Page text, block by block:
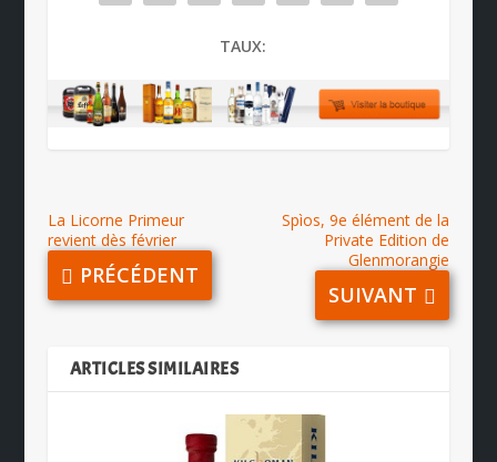
TAUX:
La Licorne Primeur
revient dès février
PRÉCÉDENT
Spìos, 9e élément de la
Private Edition de
Glenmorangie
SUIVANT
ARTICLES SIMILAIRES